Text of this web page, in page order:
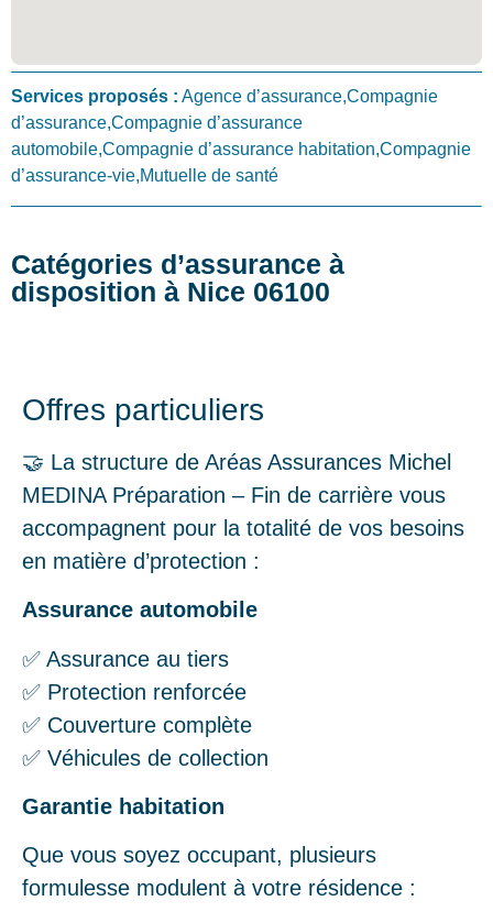
Services proposés : Agence d’assurance,Compagnie
d’assurance,Compagnie d’assurance
automobile,Compagnie d’assurance habitation,Compagnie
d’assurance-vie,Mutuelle de santé
Catégories d’assurance à
disposition à Nice 06100
Offres particuliers
🤝 La structure de Aréas Assurances Michel
MEDINA Préparation – Fin de carrière vous
accompagnent pour la totalité de vos besoins
en matière d’protection :
Assurance automobile
✅ Assurance au tiers
✅ Protection renforcée
✅ Couverture complète
✅ Véhicules de collection
Garantie habitation
Que vous soyez occupant, plusieurs
formulesse modulent à votre résidence :